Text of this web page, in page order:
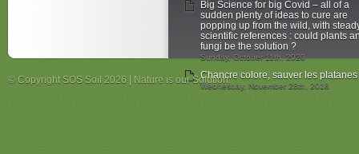
Big Science for big Covid – all of a
sudden plenty of ideas to cure are
popping up from the wild, with
scientific references : could plants
fungi be the solution ?
Sunday, October 11th, 2020
Chancre colore, sauver les platanes
Wednesday, November 28th, 2018
© Copyright SOS Soil 2026 | Nature is our Solution.